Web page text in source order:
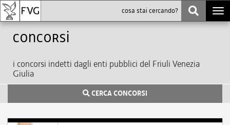
Concorsi
i concorsi indetti dagli enti pubblici del Friuli Venezia
Giulia
CERCA CONCORSI